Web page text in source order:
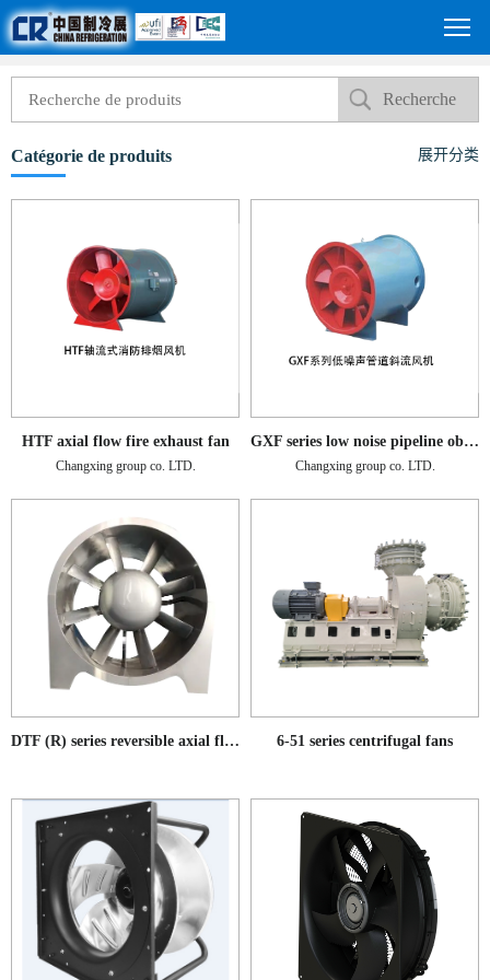
Catégorie de produits 展开分类
HTF axial flow fire exhaust fan
Changxing group co. LTD.
GXF series low noise pipeline oblique flow fan
Changxing group co. LTD.
DTF (R) series reversible axial flow fans for subway tunnels 6-51 series centrifugal fans